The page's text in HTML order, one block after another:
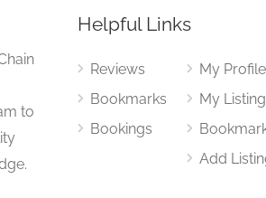
to
Helpful Links
Reviews
Bookmarks
Bookings
My Profile
My
Add